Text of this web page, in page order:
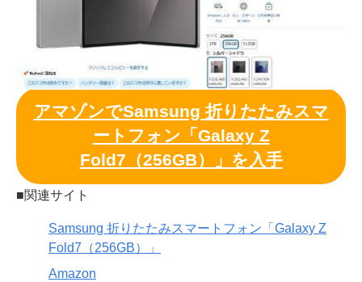
アマゾンでSamsung 折りたたみスマ
ートフォン「Galaxy Z
Fold7（256GB）」を入手
■関連サイト
Samsung 折りたたみスマートフォン「Galaxy Z
Fold7（256GB）」
Amazon